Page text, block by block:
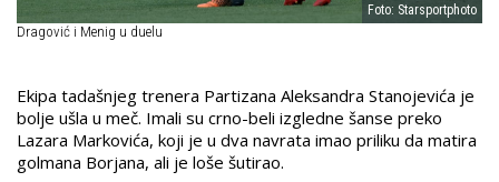
Foto: Starsportphoto
Dragović i Menig u duelu
Ekipa tadašnjeg trenera Partizana Aleksandra Stanojevića je
bolje ušla u meč. Imali su crno-beli izgledne šanse preko
Lazara Markovića, koji je u dva navrata imao priliku da matira
golmana Borjana, ali je loše šutirao.